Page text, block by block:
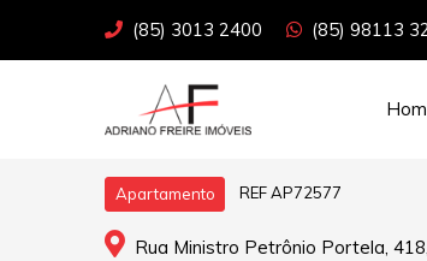
(85) 3013 2400 (85) 98113
Apartamento REF AP72577
Rua Ministro Petrônio Portela,